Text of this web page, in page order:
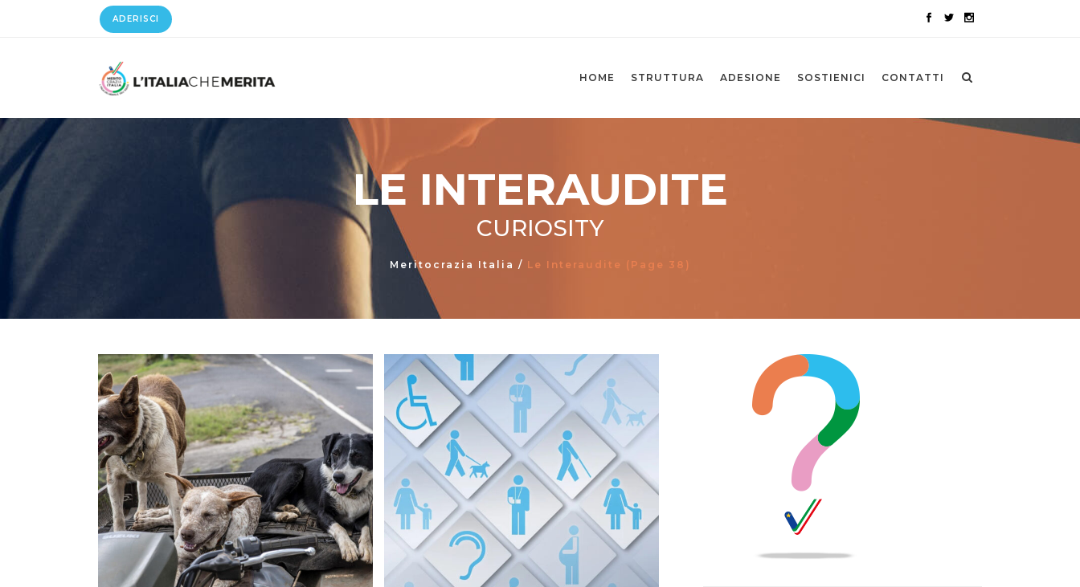
ADERISCI
HOME STRUTTURA ADESIONE SOSTIENICI CONTATTI
LE INTERAUDITE
CURIOSITY
Meritocrazia Italia / Le Interaudite (Page 38)